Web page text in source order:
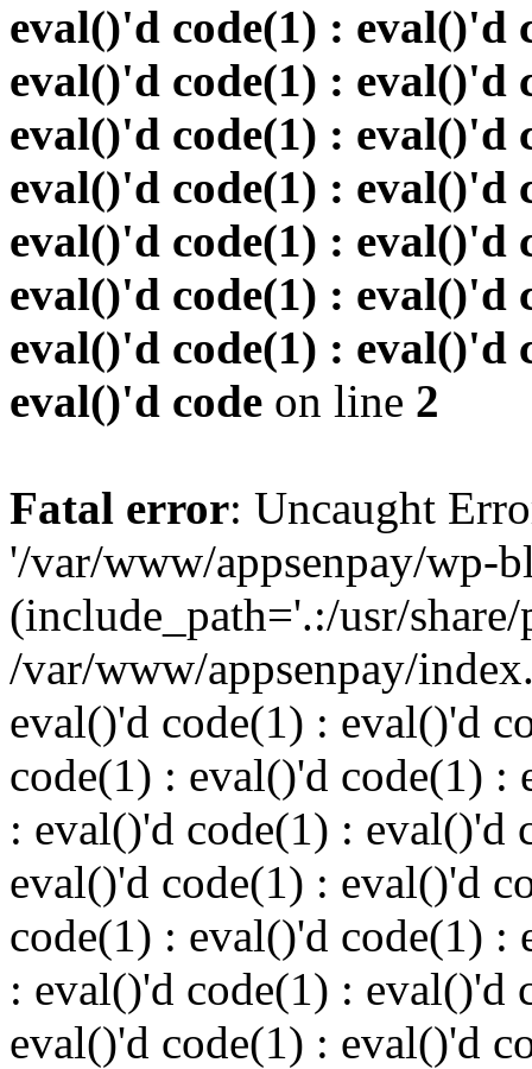
eval()'d code(1) : eval()'d
eval()'d code(1) : eval()'d
eval()'d code(1) : eval()'d
eval()'d code(1) : eval()'d
eval()'d code(1) : eval()'d
eval()'d code(1) : eval()'d
eval()'d code(1) : eval()'d
eval()'d code on line 2
Fatal error: Uncaught
'/var/www/appsenpay/wp-
(include_path='.:/usr/
/var/www/appsenpay/
eval()'d code(1) : eval()'d
code(1) : eval()'d code(1) :
: eval()'d code(1) : eval()'d
eval()'d code(1) : eval()'d
code(1) : eval()'d code(1) :
: eval()'d code(1) : eval()'d
eval()'d code(1) : eval()'d